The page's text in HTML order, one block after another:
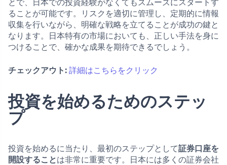
とで、日本での投資経験がなくてもスムーズにスタートす
ることが可能です。リスクを適切に管理し、定期的に情報
収集を行いながら、明確な戦略を立てることが成功の鍵と
なります。日本特有の市場においても、正しい手法を身に
つけることで、確かな成果を期待できるでしょう。
チェックアウト: 詳細はこちらをクリック
投資を始めるためのステッ
プ
投資を始めるに当たり、最初のステップとして証券口座を
開設することは非常に重要です。日本には多くの証券会社